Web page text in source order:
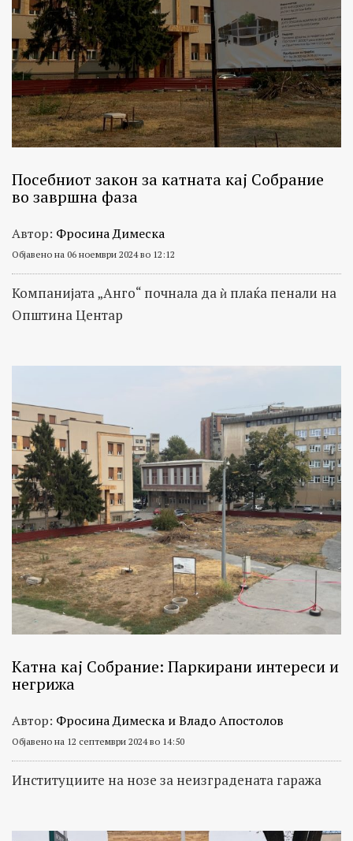
Посебниот закон за катната кај Собрание
во завршна фаза
Автор: Фросина Димеска
Објавено на 06 ноември 2024 во 12:12
Компанијата „Анго“ почнала да ѝ плаќа пенали на
Општина Центар
Катна кај Собрание: Паркирани интереси и
негрижа
Автор: Фросина Димеска и Владо Апостолов
Објавено на 12 септември 2024 во 14:50
Институциите на нозе за неизградената гаража